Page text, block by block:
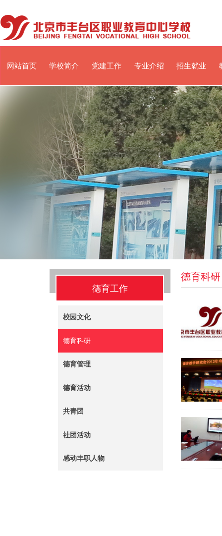
网站首页 学校简介 党建工作 专业介绍 招生就业
德育工作
德育科研
校园文化
德育科研
德育管理
德育活动
共青团
社团活动
感动丰职人物